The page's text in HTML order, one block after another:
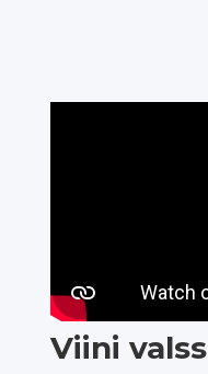
Viini valss